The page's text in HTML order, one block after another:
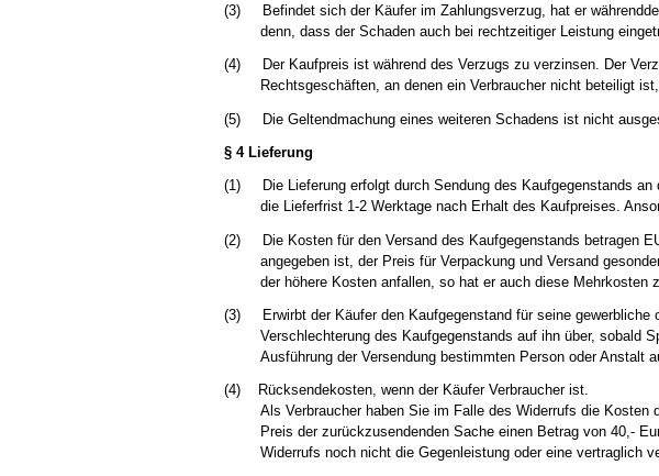
(3)
Befindet sich der Käufer im Zahlungsverzug, hat er
denn, dass der Schaden auch bei rechtzeitiger Leistung
(4)
Der Kaufpreis ist während des Verzugs zu verzinsen. Der
Rechtsgeschäften, an denen ein Verbraucher nicht beteiligt
(5) Die Geltendmachung eines weiteren Schadens ist nicht
§ 4 Lieferung
(1)
Die Lieferung erfolgt durch Sendung des Kaufgegenstands
die Lieferfrist 1-2 Werktage nach Erhalt des Kaufpreises.
(2)
Die Kosten für den Versand des Kaufgegenstands betragen
angegeben ist, der Preis für Verpackung und Versand
der höhere Kosten anfallen, so hat er auch diese Mehrkosten
(3)
Erwirbt der Käufer den Kaufgegenstand für seine
Verschlechterung des Kaufgegenstands auf ihn über, sobald
Ausführung der Versendung bestimmten Person oder Anstalt
(4)
Rücksendekosten, wenn der Käufer Verbraucher ist.
Als Verbraucher haben Sie im Falle des Widerrufs die
Preis der zurückzusendenden Sache einen Betrag von 40,-
Widerrufs noch nicht die Gegenleistung oder eine vertraglich